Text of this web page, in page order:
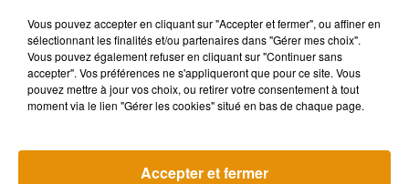
7 août 2026
Madonna sort enfin le remix de « Love
Sensation » avec Kylie Minogue
7 août 2026
collaboration tant attendue
Vous pouvez accepter en cliquant sur "Accepter et fermer", ou affiner en
sélectionnant les finalités et/ou partenaires dans "Gérer mes choix".
Vous pouvez également refuser en cliquant sur "Continuer sans
accepter". Vos préférences ne s'appliqueront que pour ce site. Vous
pouvez mettre à jour vos choix, ou retirer votre consentement à tout
moment via le lien "Gérer les cookies" situé en bas de chaque page.
Accepter et fermer